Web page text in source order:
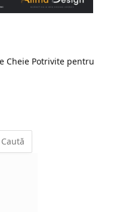
Cheie Potrivite pentru